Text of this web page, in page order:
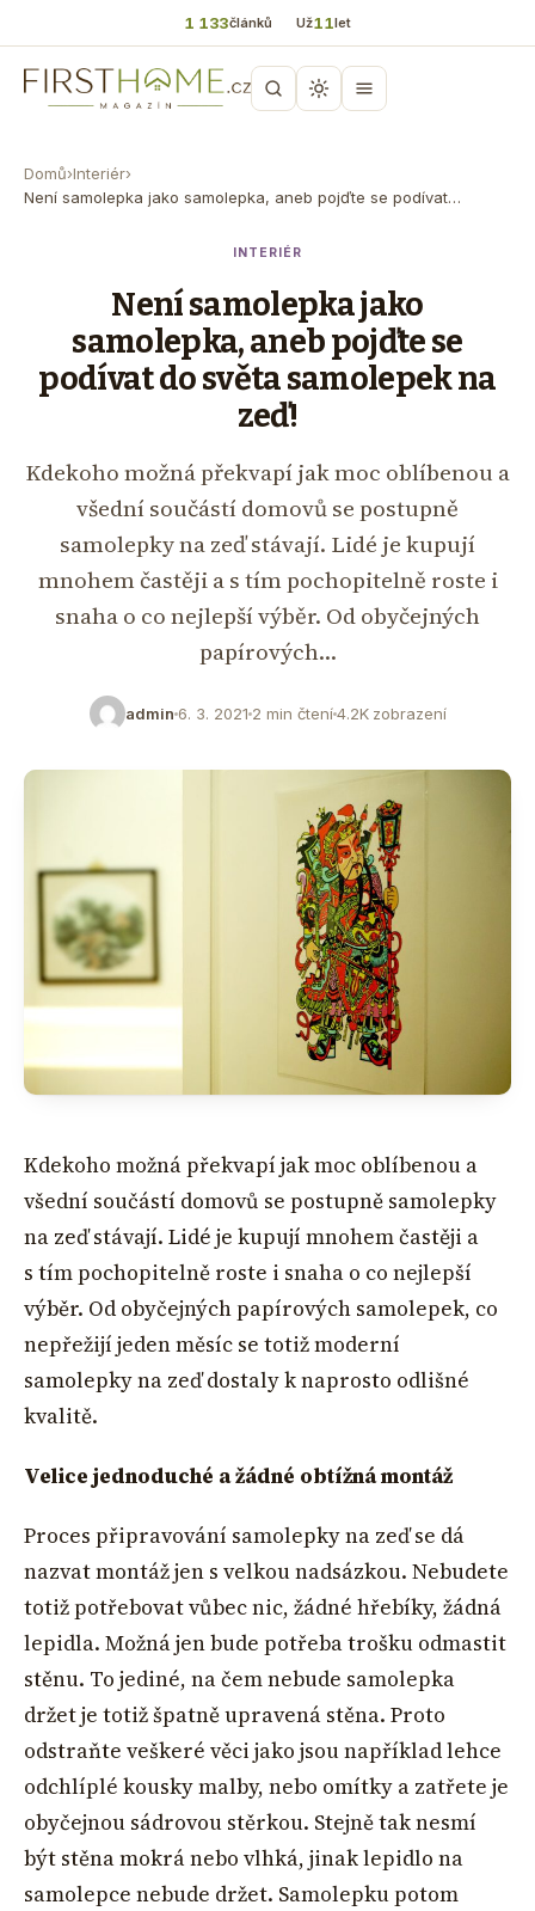
1 133článků Už11let
Domů›Interiér›
Není samolepka jako samolepka, aneb pojďte se podívat…
INTERIÉR
Není samolepka jako
samolepka, aneb pojďte se
podívat do světa samolepek na
zeď!
Kdekoho možná překvapí jak moc oblíbenou a
všední součástí domovů se postupně
samolepky na zeď stávají. Lidé je kupují
mnohem častěji a s tím pochopitelně roste i
snaha o co nejlepší výběr. Od obyčejných
papírových…
admin 6. 3. 2021 2 min čtení4.2K zobrazení
Kdekoho možná překvapí jak moc oblíbenou a
všední součástí domovů se postupně samolepky
na zeď stávají. Lidé je kupují mnohem častěji a
s tím pochopitelně roste i snaha o co nejlepší
výběr. Od obyčejných papírových samolepek, co
nepřežijí jeden měsíc se totiž moderní
samolepky na zeď dostaly k naprosto odlišné
kvalitě.
Velice jednoduché a žádné obtížná montáž
Proces připravování samolepky na zeď se dá
nazvat montáž jen s velkou nadsázkou. Nebudete
totiž potřebovat vůbec nic, žádné hřebíky, žádná
lepidla. Možná jen bude potřeba trošku odmastit
stěnu. To jediné, na čem nebude samolepka
držet je totiž špatně upravená stěna. Proto
odstraňte veškeré věci jako jsou například lehce
odchlíplé kousky malby, nebo omítky a zatřete je
obyčejnou sádrovou stěrkou. Stejně tak nesmí
být stěna mokrá nebo vlhká, jinak lepidlo na
samolepce nebude držet. Samolepku potom